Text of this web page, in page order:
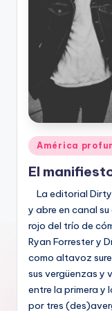
Publicado
en
América
El
La editorial
y abre en canal
rojo del trío de
Ryan Forrester y
como altavoz
sus vergüenzas y
entre la primera y
por tres